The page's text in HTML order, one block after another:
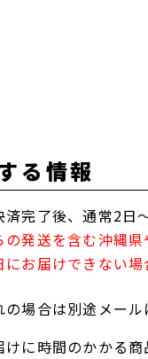
る情報
完了後、通常2日
発送を含む沖縄
お届けできない
場合は別途メール
に時間のかかる商